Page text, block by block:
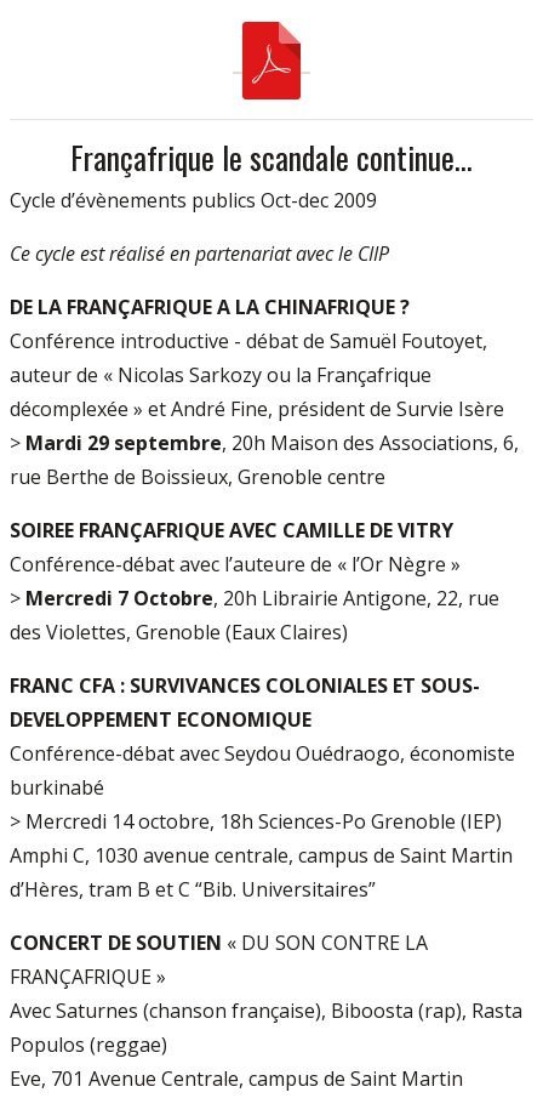
Françafrique le scandale continue...
Cycle d’évènements publics Oct-dec 2009
Ce cycle est réalisé en partenariat avec le CIIP
DE LA FRANÇAFRIQUE A LA CHINAFRIQUE ?
Conférence introductive - débat de Samuël Foutoyet,
auteur de « Nicolas Sarkozy ou la Françafrique
décomplexée » et André Fine, président de Survie Isère
> Mardi 29 septembre, 20h Maison des Associations, 6,
rue Berthe de Boissieux, Grenoble centre
SOIREE FRANÇAFRIQUE AVEC CAMILLE DE VITRY
Conférence-débat avec l’auteure de « l’Or Nègre »
> Mercredi 7 Octobre, 20h Librairie Antigone, 22, rue
des Violettes, Grenoble (Eaux Claires)
FRANC CFA : SURVIVANCES COLONIALES ET SOUS-
DEVELOPPEMENT ECONOMIQUE
Conférence-débat avec Seydou Ouédraogo, économiste
burkinabé
> Mercredi 14 octobre, 18h Sciences-Po Grenoble (IEP)
Amphi C, 1030 avenue centrale, campus de Saint Martin
d’Hères, tram B et C “Bib. Universitaires”
CONCERT DE SOUTIEN « DU SON CONTRE LA
FRANÇAFRIQUE »
Avec Saturnes (chanson française), Biboosta (rap), Rasta
Populos (reggae)
Eve, 701 Avenue Centrale, campus de Saint Martin